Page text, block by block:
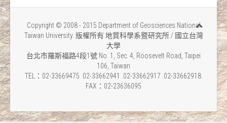
Copyright © 2008 - 2015 Department of Geosciences National
Taiwan University. 版權所有 地質科學系暨研究所 / 國立台灣
大學
台北市羅斯福路4段1號 No. 1, Sec. 4, Roosevelt Road, Taipei
106, Taiwan
TEL：02-33669475 .02-33662941 .02-33662917 .02-33662918.
FAX：02-23636095